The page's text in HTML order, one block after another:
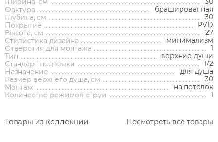
Каталог
Аксессуары
комнаты
Смесители
Раковины Инсталляции
Держатели туалетной бумаги
Дозаторы
Мыльницы
Стаканы
Ершики
Крючки
Полки и корзины
Смесители
Смесители для раковины
Смесители встраиваемые для душа и ванны
Смесители накладные для душа и ванны
Душевые комплекты
Трапы и сливы
Ширина, см
Фактура
брашированная
Глубина, см
30
Покрытие
PVD
Высота, см
27
Стилистика дизайна
минимализм
Отверстия для монтажа
1
Тип
верхние души
Стандарт подводки
1/2
Назначение
для душа
Размер верхнего душа, см
30
Монтаж
на потолок
Количество режимов струи
1
Товары из коллекции Посмотреть все товары